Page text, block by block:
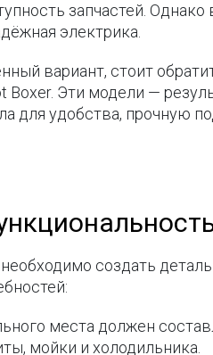
запчастей.
электрика.
вариант, стоит
Boxer. Эти модели —
для удобства, прочную
создать
места должен
мойки и холодильника.